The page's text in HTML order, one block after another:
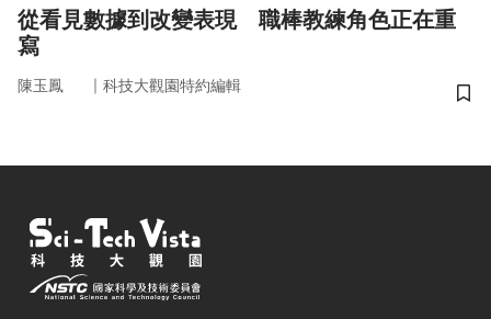
從看見數據到改變表現 職棒教練角色正在重
寫
陳玉鳳 ｜ 科技大觀園特約編輯
儲